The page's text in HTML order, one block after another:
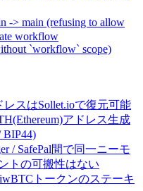
-> main (refusing to allow
workflow
`workflow` scope)
レスはSollet.ioで復元可能
アドレス生成
BIP44)
/ SafePal間で同一ニーモ
トの可搬性はない
トークンのステーキ